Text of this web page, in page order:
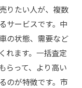
りたい人が、複数
サービスです。中
の状態、需要など
れます。一括査定
らって、より高い
のが特徴です。市